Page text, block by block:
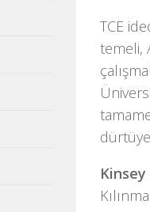
TCE
temeli,